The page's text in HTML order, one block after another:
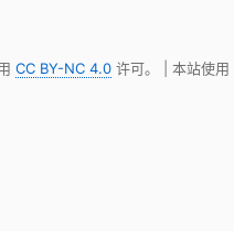
CC BY-NC 4.0许可。 | 本站使用